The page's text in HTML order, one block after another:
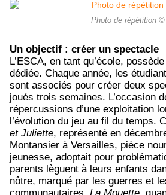
Photo de répétition ©
Un objectif : créer un spectacle
L’ESCA, en tant qu’école,
dédiée. Chaque année, les
sont associés pour créer deux
joués trois semaines. L’occasion
répercussions d’une exploitation
l’évolution du jeu au fil du temps.
et Juliette, représenté en
Montansier à Versailles, pièce
jeunesse, adoptait pour
parents lèguent à leurs enfants
nôtre, marqué par les guerres et